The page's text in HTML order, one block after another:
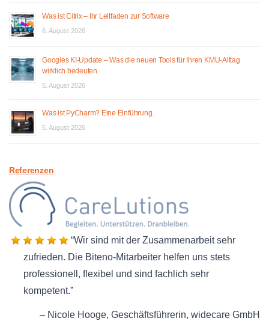
Was ist Citrix – Ihr Leitfaden zur Software
6. August 2026
Googles KI-Update – Was die neuen Tools für Ihren KMU-Alltag
wirklich bedeuten
5. August 2026
Was ist PyCharm? Eine Einführung.
5. August 2026
Referenzen
Wir sind mit der Zusammenarbeit sehr
zufrieden. Die Biteno-Mitarbeiter helfen uns stets
professionell, flexibel und sind fachlich sehr
kompetent.
Nicole Hooge Geschäftsführerin widecare GmbH